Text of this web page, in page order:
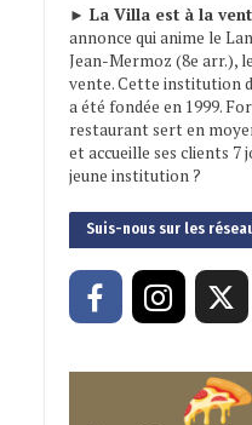
► La Villa est à la
annonce qui anime le
Jean-Mermoz (8e arr.),
vente. Cette institution
a été fondée en 1999.
restaurant sert en
et accueille ses clients 7
jeune institution ?
Suis-nous sur les